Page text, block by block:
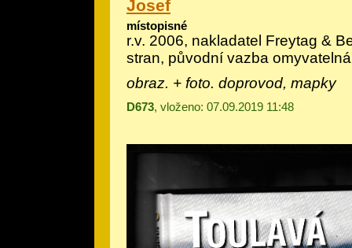
Josef
místopisné
r.v. 2006, nakladatel Freytag &
stran, původní vazba omyvatelná
obraz. + foto. doprovod, mapky
D673, vloženo: 07.09.2019 11:48